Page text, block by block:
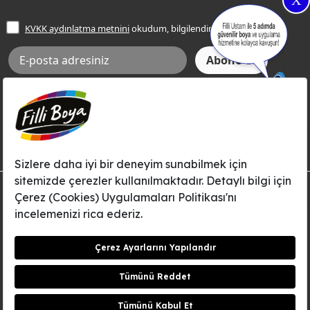
Frezya Rengi
Bilgi Toplumu Hizmetleri
İnternet Sitesi Kullanım Koşulları
KVKK Talep Formu
KVKK Aydınlatma Metni
KVKK aydınlatma metniniokudum, bilgilendim.
Aksi tarafımca bildirilene dek, Betek Boya ve Kimya Sanayi A.Ş.'nin
Filli Boya dahil tüm markaları ile ilgili kampanya, duyuru, hizmetler ve
tanıtım faaliyetleri vb. ile ilgili olarak e-posta yoluyla şahsıma
© Filli Boya 2026. Tüm Hakları Saklıdır.